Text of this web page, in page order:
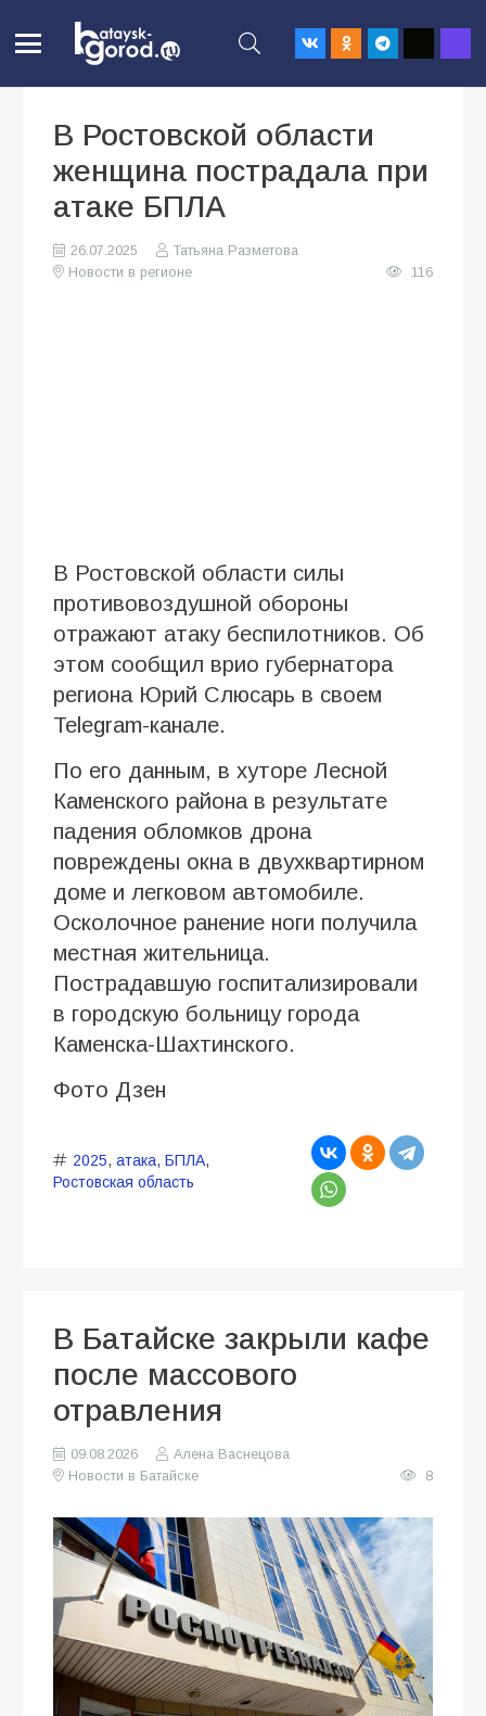
В Ростовской области
женщина пострадала при
атаке БПЛА
26.07.2025
Татьяна Разметова
Новости в регионе
116
В Ростовской области силы
противовоздушной обороны
отражают атаку беспилотников. Об
этом сообщил врио губернатора
региона Юрий Слюсарь в своем
Telegram-канале.
По его данным, в хуторе Лесной
Каменского района в результате
падения обломков дрона
повреждены окна в двухквартирном
доме и легковом автомобиле.
Осколочное ранение ноги получила
местная жительница.
Пострадавшую госпитализировали
в городскую больницу города
Каменска-Шахтинского.
Фото Дзен
2025, атака, БПЛА,
Ростовская область
В Батайске закрыли кафе
после массового
отравления
09.08.2026
Алена Васнецова
Новости в Батайске
8